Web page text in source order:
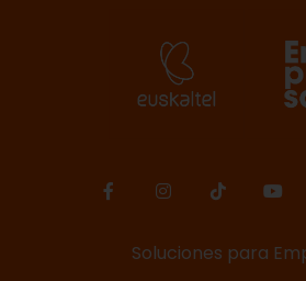
Soluciones para